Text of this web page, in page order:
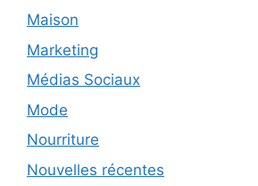
Maison
Marketing
Médias Sociaux
Mode
Nourriture
Nouvelles récentes